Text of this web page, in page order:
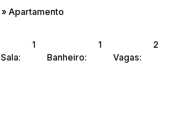
» Apartamento
Sala:
1
Banheiro:
1
Vagas:
2